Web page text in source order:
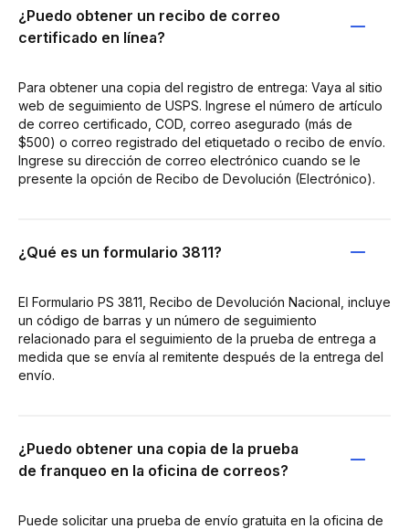
¿Puedo obtener un recibo de correo
certificado en línea?
Para obtener una copia del registro de entrega: Vaya al sitio
web de seguimiento de USPS. Ingrese el número de artículo
de correo certificado, COD, correo asegurado (más de
$500) o correo registrado del etiquetado o recibo de envío.
Ingrese su dirección de correo electrónico cuando se le
presente la opción de Recibo de Devolución (Electrónico).
¿Qué es un formulario 3811?
El Formulario PS 3811, Recibo de Devolución Nacional, incluye
un código de barras y un número de seguimiento
relacionado para el seguimiento de la prueba de entrega a
medida que se envía al remitente después de la entrega del
envío.
¿Puedo obtener una copia de la prueba
de franqueo en la oficina de correos?
Puede solicitar una prueba de envío gratuita en la oficina de